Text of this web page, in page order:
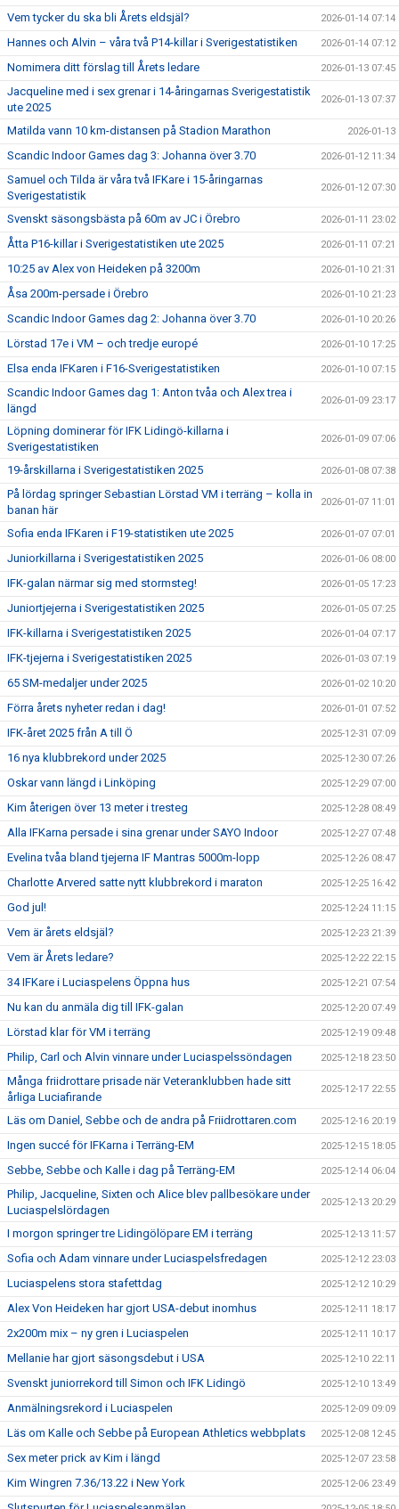
Vem tycker du ska bli Årets eldsjäl? 2026-01-14 07:14
Hannes och Alvin – våra två P14-killar i Sverigestatistiken 2026-01-14 07:12
Nomimera ditt förslag till Årets ledare 2026-01-13 07:45
Jacqueline med i sex grenar i 14-åringarnas Sverigestatistik
ute 2025
2026-01-13 07:37
Matilda vann 10 km-distansen på Stadion Marathon 2026-01-13
Scandic Indoor Games dag 3: Johanna över 3.70 2026-01-12 11:34
Samuel och Tilda är våra två IFKare i 15-åringarnas
Sverigestatistik
2026-01-12 07:30
Svenskt säsongsbästa på 60m av JC i Örebro 2026-01-11 23:02
Åtta P16-killar i Sverigestatistiken ute 2025 2026-01-11 07:21
10:25 av Alex von Heideken på 3200m 2026-01-10 21:31
Åsa 200m-persade i Örebro 2026-01-10 21:23
Scandic Indoor Games dag 2: Johanna över 3.70 2026-01-10 20:26
Lörstad 17e i VM – och tredje europé 2026-01-10 17:25
Elsa enda IFKaren i F16-Sverigestatistiken 2026-01-10 07:15
Scandic Indoor Games dag 1: Anton tvåa och Alex trea i
längd
2026-01-09 23:17
Löpning dominerar för IFK Lidingö-killarna i
Sverigestatistiken
2026-01-09 07:06
19-årskillarna i Sverigestatistiken 2025 2026-01-08 07:38
På lördag springer Sebastian Lörstad VM i terräng – kolla in
banan här
2026-01-07 11:01
Sofia enda IFKaren i F19-statistiken ute 2025 2026-01-07 07:01
Juniorkillarna i Sverigestatistiken 2025 2026-01-06 08:00
IFK-galan närmar sig med stormsteg! 2026-01-05 17:23
Juniortjejerna i Sverigestatistiken 2025 2026-01-05 07:25
IFK-killarna i Sverigestatistiken 2025 2026-01-04 07:17
IFK-tjejerna i Sverigestatistiken 2025 2026-01-03 07:19
65 SM-medaljer under 2025 2026-01-02 10:20
Förra årets nyheter redan i dag! 2026-01-01 07:52
IFK-året 2025 från A till Ö 2025-12-31 07:09
16 nya klubbrekord under 2025 2025-12-30 07:26
Oskar vann längd i Linköping 2025-12-29 07:00
Kim återigen över 13 meter i tresteg 2025-12-28 08:49
Alla IFKarna persade i sina grenar under SAYO Indoor 2025-12-27 07:48
Evelina tvåa bland tjejerna IF Mantras 5000m-lopp 2025-12-26 08:47
Charlotte Arvered satte nytt klubbrekord i maraton 2025-12-25 16:42
God jul! 2025-12-24 11:15
Vem är årets eldsjäl? 2025-12-23 21:39
Vem är Årets ledare? 2025-12-22 22:15
34 IFKare i Luciaspelens Öppna hus 2025-12-21 07:54
Nu kan du anmäla dig till IFK-galan 2025-12-20 07:49
Lörstad klar för VM i terräng 2025-12-19 09:48
Philip, Carl och Alvin vinnare under Luciaspelssöndagen 2025-12-18 23:50
Många friidrottare prisade när Veteranklubben hade sitt
årliga Luciafirande
2025-12-17 22:55
Läs om Daniel, Sebbe och de andra på Friidrottaren.com 2025-12-16 20:19
Ingen succé för IFKarna i Terräng-EM 2025-12-15 18:05
Sebbe, Sebbe och Kalle i dag på Terräng-EM 2025-12-14 06:04
Philip, Jacqueline, Sixten och Alice blev pallbesökare under
Luciaspelslördagen
2025-12-13 20:29
I morgon springer tre Lidingölöpare EM i terräng 2025-12-13 11:57
Sofia och Adam vinnare under Luciaspelsfredagen 2025-12-12 23:03
Luciaspelens stora stafettdag 2025-12-12 10:29
Alex Von Heideken har gjort USA-debut inomhus 2025-12-11 18:17
2x200m mix – ny gren i Luciaspelen 2025-12-11 10:17
Mellanie har gjort säsongsdebut i USA 2025-12-10 22:11
Svenskt juniorrekord till Simon och IFK Lidingö 2025-12-10 13:49
Anmälningsrekord i Luciaspelen 2025-12-09 09:09
Läs om Kalle och Sebbe på European Athletics webbplats 2025-12-08 12:45
Sex meter prick av Kim i längd 2025-12-07 23:58
Kim Wingren 7.36/13.22 i New York 2025-12-06 23:49